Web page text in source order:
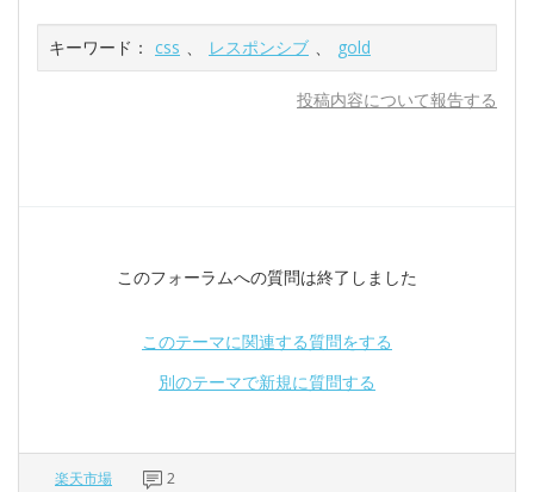
キーワード： css 、 レスポンシブ 、 gold
投稿内容について報告する
このフォーラムへの質問は終了しました
このテーマに関連する質問をする
別のテーマで新規に質問する
楽天市場 2